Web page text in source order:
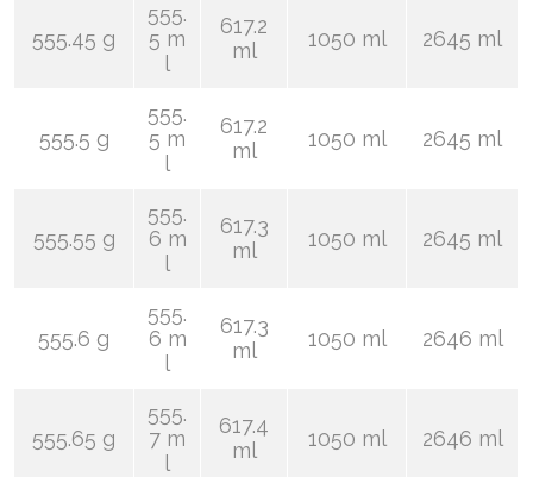
555.45 g
555.
5 m
l
617.2
ml
1050 ml 2645 ml
555.5 g
555.
5 m
l
617.2
ml
1050 ml 2645 ml
555.55 g
555.
6 m
l
617.3
ml
1050 ml 2645 ml
555.6 g
555.
6 m
l
617.3
ml
1050 ml 2646 ml
555.65 g
555.
7 m
l
617.4
ml
1050 ml 2646 ml